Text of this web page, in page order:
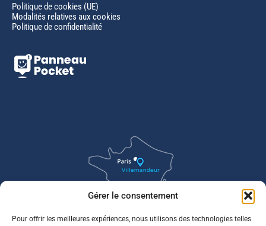
Gérer le consentement
Pour offrir les meilleures expériences, nous utilisons des technologies telles
Politique de cookies (UE)
Modalités relatives aux cookies
Politique de confidentialité